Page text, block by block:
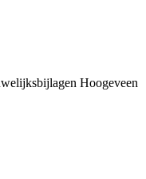
Hoogeveen